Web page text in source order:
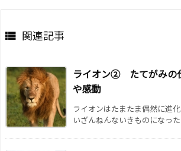
 関連記事
ライオン② たてがみの
や感動
ライオンはたまたま偶然に進
いざんねんないきものになっ